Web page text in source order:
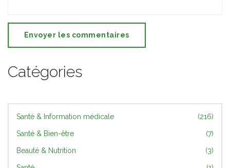
Envoyer les commentaires
Catégories
Santé & Information médicale (216)
Santé & Bien-être (7)
Beauté & Nutrition (3)